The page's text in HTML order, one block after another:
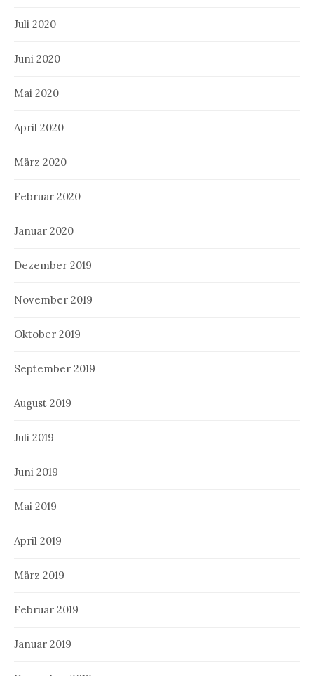
Juli 2020
Juni 2020
Mai 2020
April 2020
März 2020
Februar 2020
Januar 2020
Dezember 2019
November 2019
Oktober 2019
September 2019
August 2019
Juli 2019
Juni 2019
Mai 2019
April 2019
März 2019
Februar 2019
Januar 2019